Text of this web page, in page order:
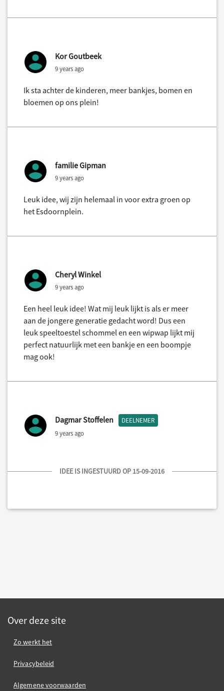
Kor Goutbeek
9 years ago
Ik sta achter de kinderen, meer bankjes, bomen en
bloemen op ons plein!
familie Gipman
9 years ago
Leuk idee, wij zijn helemaal in voor extra groen op
het Esdoornplein.
Cheryl Winkel
9 years ago
Een heel leuk idee! Wat mij leuk lijkt is als er meer
aan de jongere generatie gedacht word! Dus een
leuk speeltoestel schommel en een wipwap lijkt mij
perfect natuurlijk met een bankje en een boompje
mag ook!
Dagmar Stoffelen DEELNEMER
9 years ago
IDEE IS INGESTUURD OP 15-09-2016
Over deze site
Zo werkt het
Privacybeleid
Algemene voorwaarden